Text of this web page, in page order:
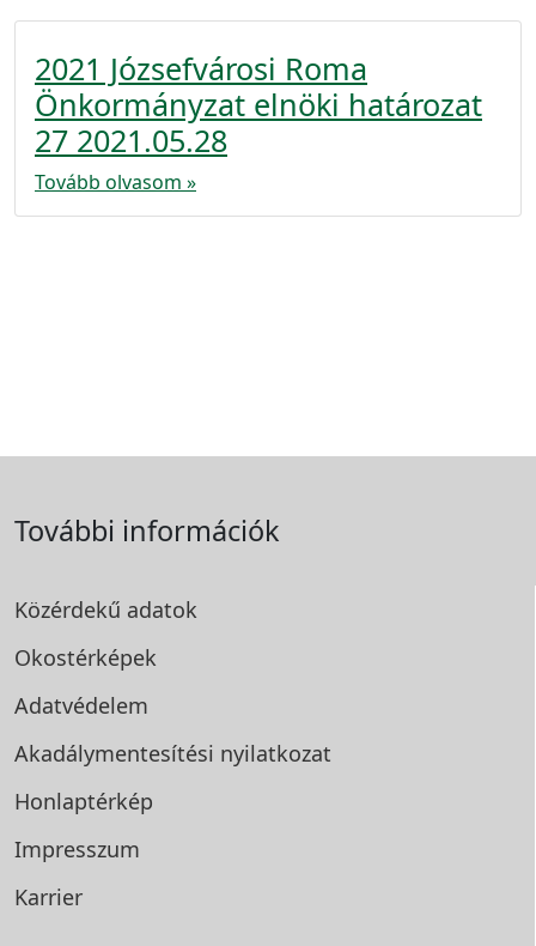
2021 Józsefvárosi Roma
Önkormányzat elnöki határozat
27 2021.05.28
Tovább olvasom »
További információk
Közérdekű adatok
Okostérképek
Adatvédelem
Akadálymentesítési nyilatkozat
Honlaptérkép
Impresszum
Karrier